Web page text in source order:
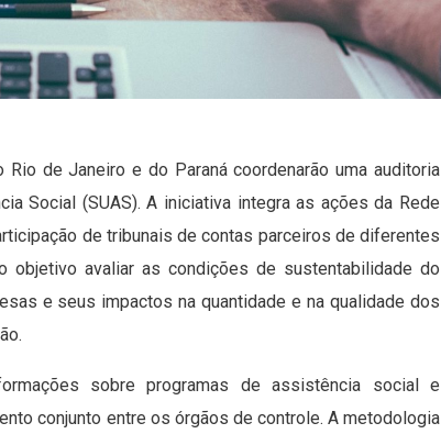
de Janeiro e do Paraná coordenarão uma auditoria
Social (SUAS). A iniciativa integra as ações da Rede
de tribunais de contas parceiros de diferentes
objetivo avaliar as condições de sustentabilidade do
e seus impactos na quantidade e na qualidade dos
sobre programas de assistência social e
conjunto entre os órgãos de controle. A metodologia